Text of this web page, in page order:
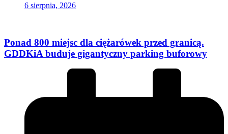
6 sierpnia, 2026
Ponad 800 miejsc dla ciężarówek przed granicą.
GDDKiA buduje gigantyczny parking buforowy